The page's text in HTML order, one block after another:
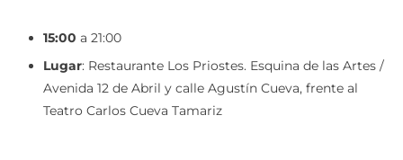
15:00 a 21:00
Lugar: Restaurante Los Priostes. Esquina de las Artes /
Avenida 12 de Abril y calle Agustín Cueva, frente al
Teatro Carlos Cueva Tamariz